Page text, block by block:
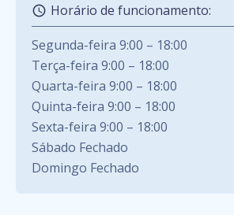
Horário de funcionamento:
Segunda-feira 9:00 – 18:00
Terça-feira 9:00 – 18:00
Quarta-feira 9:00 – 18:00
Quinta-feira 9:00 – 18:00
Sexta-feira 9:00 – 18:00
Sábado Fechado
Domingo Fechado